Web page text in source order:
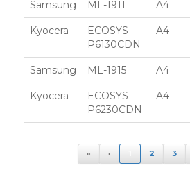
« ‹ 2 3
Samsung ML-1911 A4
Kyocera
ECOSYS
P6130CDN
A4
Samsung ML-1915 A4
Kyocera
ECOSYS
P6230CDN
A4